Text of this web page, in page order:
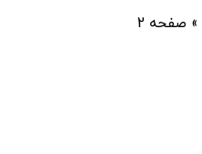
» صفحه 2